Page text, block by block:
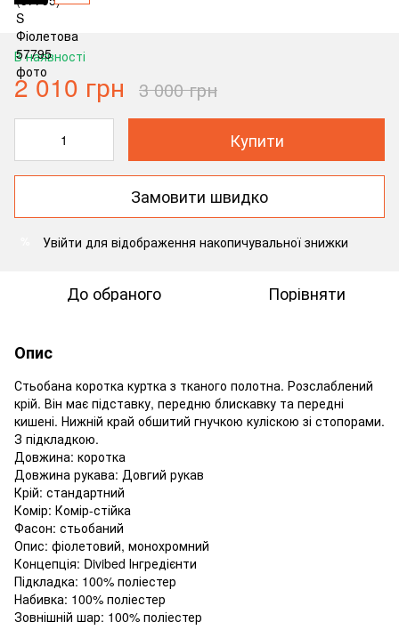
В наявності
2 010 грн 3 000 грн
Купити
Замовити швидко
Увійти для відображення накопичувальної знижки
До обраного Порівняти
Опис
Стьобана коротка куртка з тканого полотна. Розслаблений
крій. Він має підставку, передню блискавку та передні
кишені. Нижній край обшитий гнучкою куліскою зі стопорами.
З підкладкою.
Довжина: коротка
Довжина рукава: Довгий рукав
Крій: стандартний
Комір: Комір-стійка
Фасон: стьобаний
Опис: фіолетовий, монохромний
Концепція: Divibed Інгредієнти
Підкладка: 100% поліестер
Набивка: 100% поліестер
Зовнішній шар: 100% поліестер